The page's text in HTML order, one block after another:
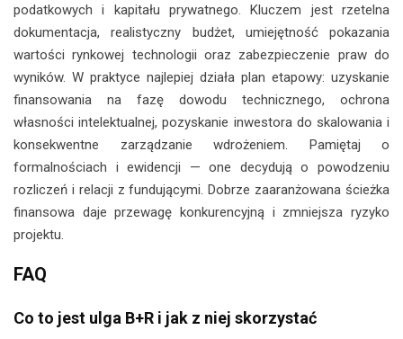
podatkowych i kapitału prywatnego. Kluczem jest rzetelna
dokumentacja, realistyczny budżet, umiejętność pokazania
wartości rynkowej technologii oraz zabezpieczenie praw do
wyników. W praktyce najlepiej działa plan etapowy: uzyskanie
finansowania na fazę dowodu technicznego, ochrona
własności intelektualnej, pozyskanie inwestora do skalowania i
konsekwentne zarządzanie wdrożeniem. Pamiętaj o
formalnościach i ewidencji — one decydują o powodzeniu
rozliczeń i relacji z fundującymi. Dobrze zaaranżowana ścieżka
finansowa daje przewagę konkurencyjną i zmniejsza ryzyko
projektu.
FAQ
Co to jest ulga B+R i jak z niej skorzystać